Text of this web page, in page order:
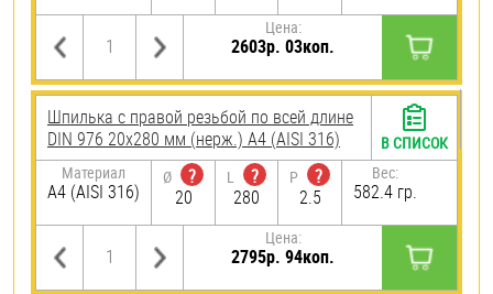
Цена:
2603р. 03коп.
Шпилька с правой резьбой по всей длине
DIN 976 20х280 мм (нерж.) A4 (AISI 316)
Материал
A4 (AISI 316)
Ø
?
20
L
?
280
P
?
2.5
Вес:
582.4 гр.
Цена:
2795р. 94коп.
В СПИСОК